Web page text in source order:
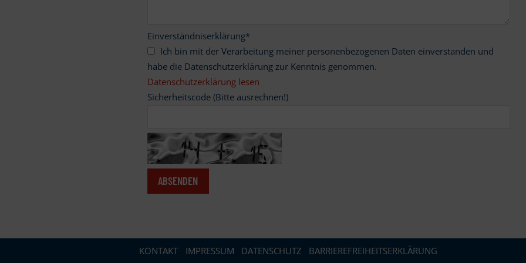
Einverständniserklärung*
habe die Datenschutzerklärung zur Kenntnis genommen.
Datenschutzerklärung lesen
Sicherheitscode (Bitte ausrechnen!)
KONTAKT IMPRESSUM DATENSCHUTZ BARRIEREFREIHEITSERKLÄRUNG